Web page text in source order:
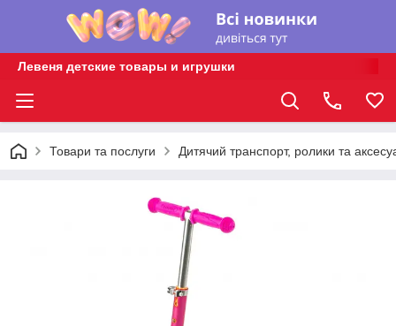
Левеня детские товары и игрушки
Товари та послуги Дитячий транспорт, ролики та